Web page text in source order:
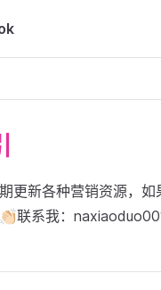
更新各种营销资源，如
联系我：